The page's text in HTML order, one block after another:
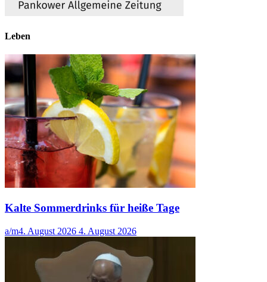
Leben
Kalte Sommerdrinks für heiße Tage
a/m4. August 2026 4. August 2026